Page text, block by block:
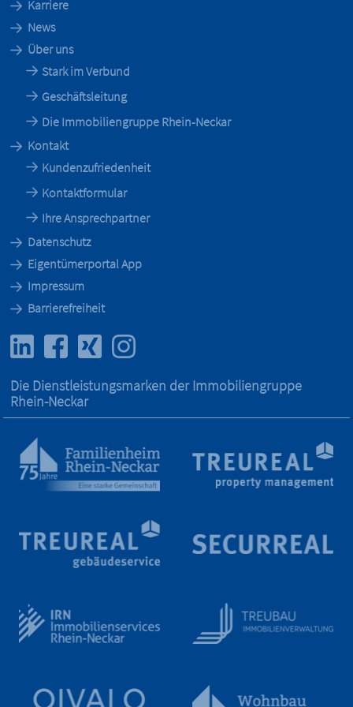
Karriere
News
Über uns
Stark im Verbund
Geschäftsleitung
Die Immobiliengruppe Rhein-Neckar
Kontakt
Kundenzufriedenheit
Kontaktformular
Ihre Ansprechpartner
Datenschutz
Eigentümerportal App
Impressum
Barrierefreiheit
Die Dienstleistungs­marken der Immobilien­gruppe
Rhein-Neckar